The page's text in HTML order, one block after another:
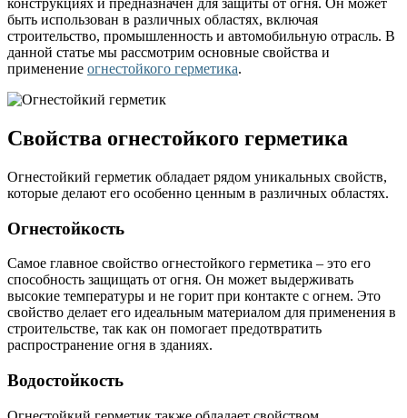
конструкциях и предназначен для защиты от огня. Он может
быть использован в различных областях, включая
строительство, промышленность и автомобильную отрасль. В
данной статье мы рассмотрим основные свойства и
применение огнестойкого герметика.
Свойства огнестойкого герметика
Огнестойкий герметик обладает рядом уникальных свойств,
которые делают его особенно ценным в различных областях.
Огнестойкость
Самое главное свойство огнестойкого герметика – это его
способность защищать от огня. Он может выдерживать
высокие температуры и не горит при контакте с огнем. Это
свойство делает его идеальным материалом для применения в
строительстве, так как он помогает предотвратить
распространение огня в зданиях.
Водостойкость